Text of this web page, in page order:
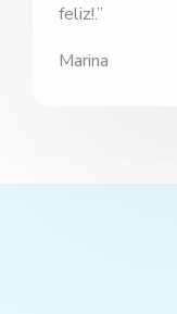
feliz!.”
Marina